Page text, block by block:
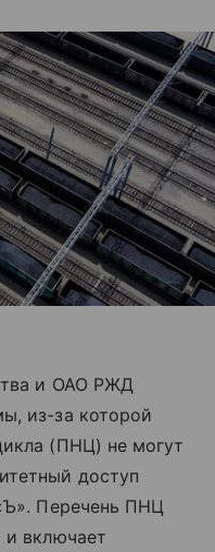
и ОАО РЖД
из-за которой
(ПНЦ) не могут
доступ
Перечень ПНЦ
и включает